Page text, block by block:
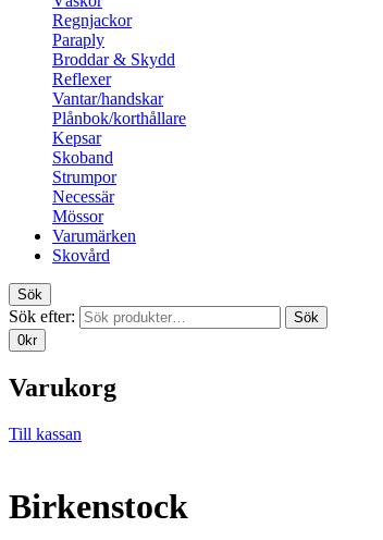
Regnjackor
Paraply
Broddar & Skydd
Reflexer
Vantar/handskar
Plånbok/korthållare
Kepsar
Skoband
Strumpor
Necessär
Mössor
Varumärken
Skovård
Sök
Sök efter:
Sök
0kr
Varukorg
Till kassan
Birkenstock